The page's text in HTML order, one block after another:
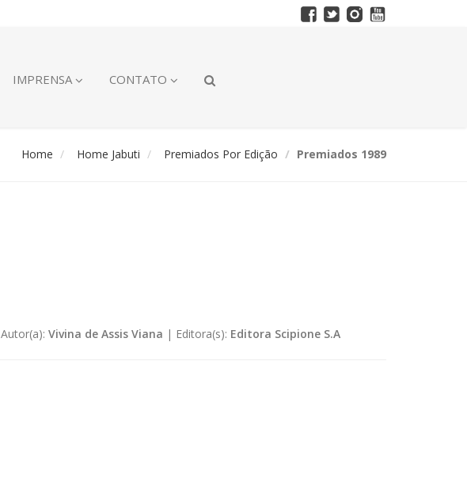
IMPRENSA CONTATO
Home Home Jabuti Premiados Por Edição Premiados 1989
Autor(a): Vivina de Assis Viana | Editora(s): Editora Scipione S.A